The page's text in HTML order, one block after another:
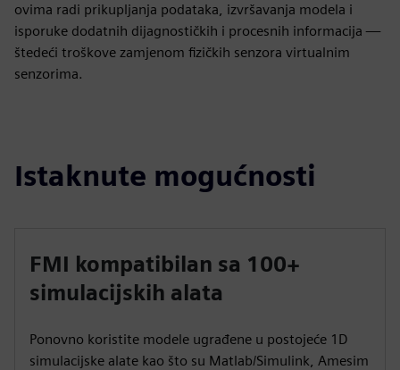
ovima radi prikupljanja podataka, izvršavanja modela i
isporuke dodatnih dijagnostičkih i procesnih informacija —
štedeći troškove zamjenom fizičkih senzora virtualnim
senzorima.
Istaknute mogućnosti
FMI kompatibilan sa 100+
simulacijskih alata
Ponovno koristite modele ugrađene u postojeće 1D
simulacijske alate kao što su Matlab/Simulink, Amesim